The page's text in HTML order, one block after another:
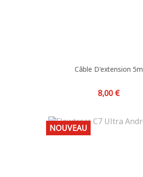
Câble D'extension 5m
Prix
8,00 €
NOUVEAU